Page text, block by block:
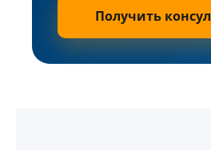
Получить